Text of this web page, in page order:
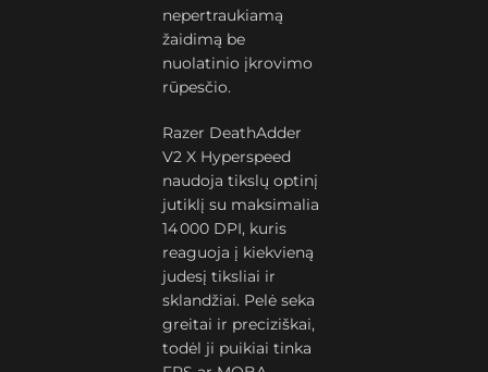
nepertraukiamą
žaidimą be
nuolatinio įkrovimo
rūpesčio.
Razer DeathAdder
V2 X Hyperspeed
naudoja tikslų optinį
jutiklį su maksimalia
14 000 DPI, kuris
reaguoja į kiekvieną
judesį tiksliai ir
sklandžiai. Pelė seka
greitai ir preciziškai,
todėl ji puikiai tinka